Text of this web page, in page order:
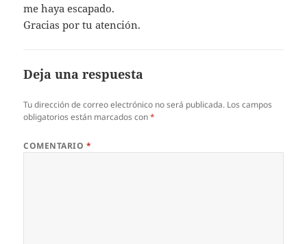
me haya escapado.
Gracias por tu atención.
Deja una respuesta
Tu dirección de correo electrónico no será publicada. Los campos
obligatorios están marcados con*
COMENTARIO *